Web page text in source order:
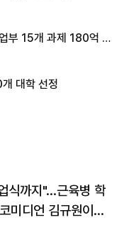
부 15개 과제 180억 지
대학 선정
식까지"…근육병 학
미디언 김규원이었